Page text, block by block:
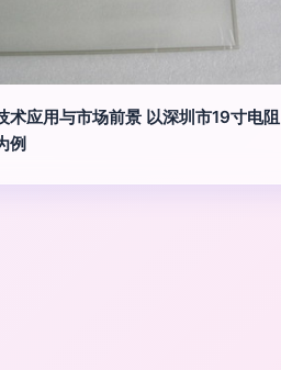
术应用与市场前景 以深圳市19寸电阻
例